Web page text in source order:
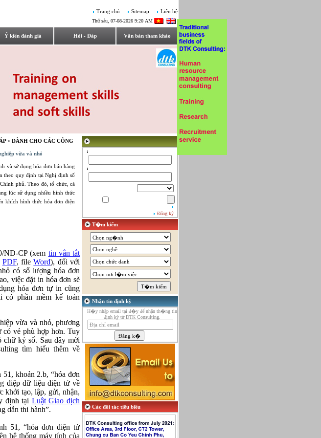
Trang chủ Sitemap Liên hệ
Thứ sáu, 07-08-2026 9:20 AM
Ý kiến đánh giá Hỏi - Đáp Văn bản tham khảo
> DÀNH CHO CÁC CÔNG
vừa và nhỏ
và sử dụng hóa đơn bán hàng
theo quy định tại Nghị định số
phủ. Theo đó, tổ chức, cá
lúc sử dụng nhiều hình thức
khích hình thức hóa đơn điện
NĐ-CP(xem tin vắn tắt
PDF, fileWord), đối với
có số lượng hóa đơn
việc đặt in hóa đơn sẽ
hóa đơn tự in cũng
có phần mềm kế toán
vừa và nhỏ, phương
có vẻ phù hợp hơn. Tuy
chữ ký số. Sau đây mời
tìm hiểu thêm về
khoản 2.b, “hóa đơn
điệp dữ liệu điện tử về
khởi tạo, lập, gửi, nhận,
định tại Luật Giao dịch
dẫn thi hành”.
51, “hóa đơn điện tử
hệ thống máy tính của
:
:
Đăng ký
T�m kiếm
Nhận tin định kỳ
H�y nhập email tại đ�y để nhận th�ng tin
định kỳ từ DTK Consulting.
Các đối tác tiêu biểu